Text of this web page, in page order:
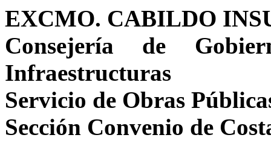
EXCMO. CABILDO
Consejería de
Infraestructuras
Servicio de Obras
Sección Convenio de